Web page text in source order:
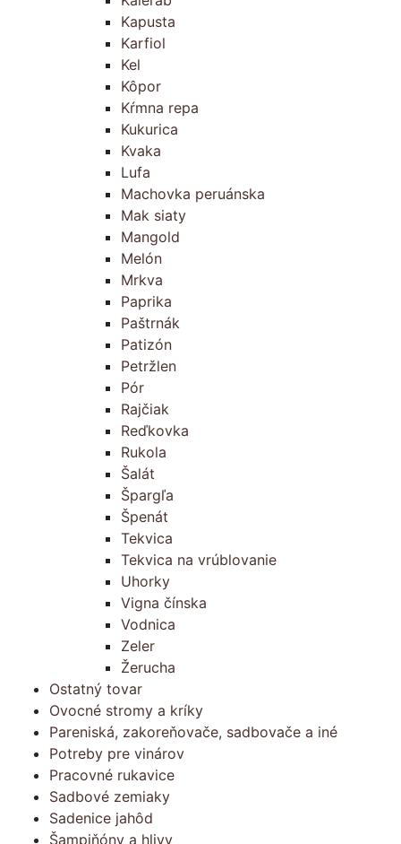
Kapusta
Karfiol
Kel
Kôpor
Kŕmna repa
Kukurica
Kvaka
Lufa
Machovka peruánska
Mak siaty
Mangold
Melón
Mrkva
Paprika
Paštrnák
Patizón
Petržlen
Pór
Rajčiak
Reďkovka
Rukola
Šalát
Špargľa
Špenát
Tekvica
Tekvica na vrúblovanie
Uhorky
Vigna čínska
Vodnica
Zeler
Žerucha
Ostatný tovar
Ovocné stromy a kríky
Pareniská, zakoreňovače, sadbovače a iné
Potreby pre vinárov
Pracovné rukavice
Sadbové zemiaky
Sadenice jahôd
Šampiňóny a hlivy